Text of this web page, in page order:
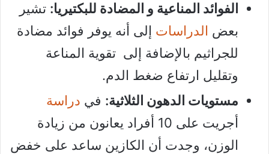
الفوائد المناعية و المضادة للبكتيريا: تشير
بعض الدراسات إلى أنه يوفر فوائد مضادة
للجراثيم بالإضافة إلى تقوية المناعة
وتقليل ارتفاع ضغط الدم.
مستويات الدهون الثلاثية: في دراسة
أجريت على 10 أفراد يعانون من زيادة
الوزن، وجدت أن الكازين ساعد على خفض